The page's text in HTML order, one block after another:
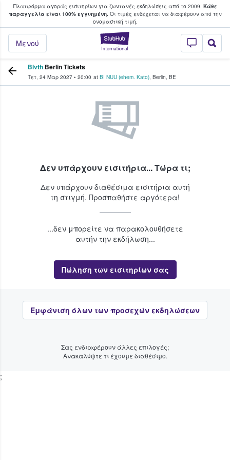
Πλατφόρμα αγοράς εισιτηρίων για ζωντανές εκδηλώσεις από το 2009. Κάθε
παραγγελία είναι 100% εγγυημένη.Οι τιμές ενδέχεται να διαφέρουν από την
oνομαστική τιμή.
StubHub - Όπου
Μενού
φαν αγοράζουν και πουλούν
Blvth Berlin Tickets
Τετ, 24 Μαρ 2027 • 20:00 at BI NUU (ehem. Kato), Berlin, BE
Δεν υπάρχουν εισιτήρια... Τώρα τι;
Δεν υπάρχουν διαθέσιμα εισιτήρια αυτή
τη στιγμή. Προσπαθήστε αργότερα!
...δεν μπορείτε να παρακολουθήσετε
αυτήν την εκδήλωση...
Πώληση των εισιτηρίων σας
Εμφάνιση όλων των προσεχών εκδηλώσεων
Σας ενδιαφέρουν άλλες επιλογές;
Ανακαλύψτε τι έχουμε διαθέσιμο.
;